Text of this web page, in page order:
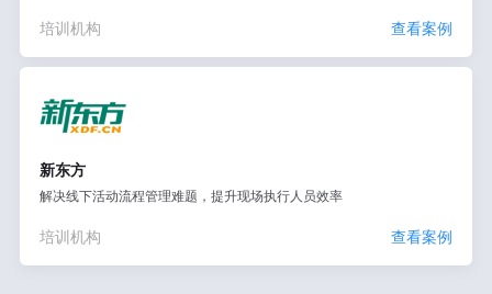
培训机构 查看案例
新东方
解决线下活动流程管理难题，提升现场执行人员效率
培训机构 查看案例